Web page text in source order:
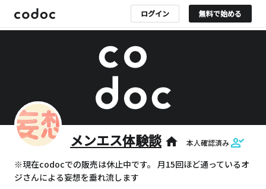
ログイン 無料で始める
メンエス体験談 home 本人確認済み
※現在codocでの販売は休止中です。 月15回ほど通っているオ
ジさんによる妄想を垂れ流します